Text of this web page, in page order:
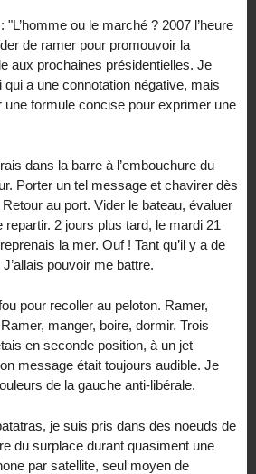
"L’homme ou le marché ? 2007 l’heure
de ramer pour promouvoir la
aux prochaines présidentielles. Je
qui a une connotation négative, mais
une formule concise pour exprimer une
dans la barre à l’embouchure du
Porter un tel message et chavirer dès
au port. Vider le bateau, évaluer
2 jours plus tard, le mardi 21
la mer. Ouf ! Tant qu’il y a de
pouvoir me battre.
pour recoller au peloton. Ramer,
manger, boire, dormir. Trois
en seconde position, à un jet
message était toujours audible. Je
de la gauche anti-libérale.
je suis pris dans des noeuds de
du surplace durant quasiment une
par satellite, seul moyen de